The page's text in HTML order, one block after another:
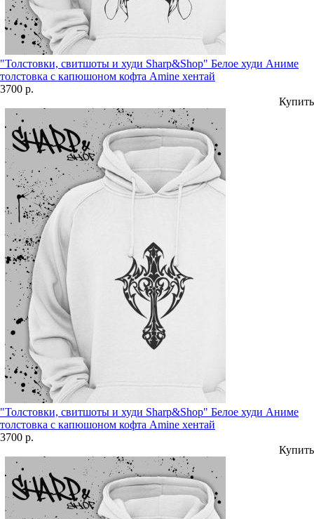
"Толстовки, свитшоты и худи Sharp&Shop" Белое худи Аниме
толстовка с капюшоном кофта Amine хентай
3700 р.
Купить
"Толстовки, свитшоты и худи Sharp&Shop" Белое худи Аниме
толстовка с капюшоном кофта Amine хентай
3700 р.
Купить